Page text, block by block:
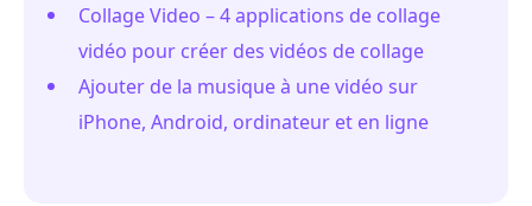
Collage Video – 4 applications de collage
vidéo pour créer des vidéos de collage
Ajouter de la musique à une vidéo sur
iPhone, Android, ordinateur et en ligne